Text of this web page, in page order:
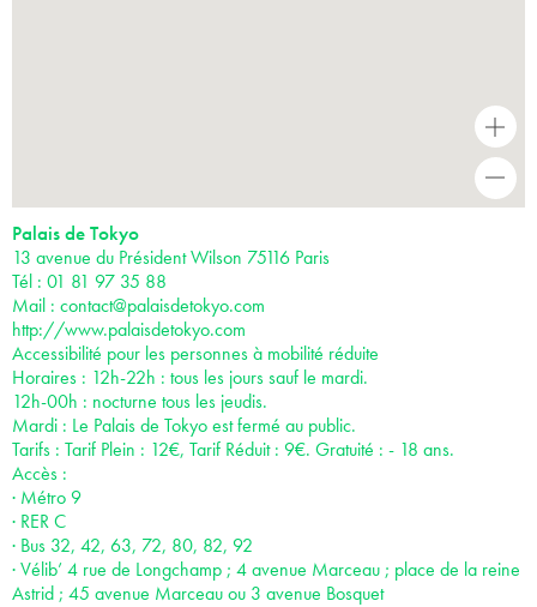
+
Palais de Tokyo
13 avenue du Président Wilson 75116 Paris
Tél : 01 81 97 35 88
Mail : contact@palaisdetokyo.com
http://www.palaisdetokyo.com
Accessibilité pour les personnes à mobilité réduite
Horaires : 12h-22h : tous les jours sauf le mardi.
12h-00h : nocturne tous les jeudis.
Mardi : Le Palais de Tokyo est fermé au public.
Tarifs : Tarif Plein : 12€, Tarif Réduit : 9€. Gratuité : - 18 ans.
Accès :
· Métro 9
· RER C
· Bus 32, 42, 63, 72, 80, 82, 92
· Vélib’ 4 rue de Longchamp ; 4 avenue Marceau ; place de la reine
Astrid ; 45 avenue Marceau ou 3 avenue Bosquet